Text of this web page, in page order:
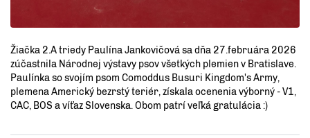
Žiačka 2.A triedy Paulína Jankovičová sa dňa 27.februára 2026
zúčastnila Národnej výstavy psov všetkých plemien v Bratislave.
Paulínka so svojím psom Comoddus Busuri Kingdom's Army,
plemena Americký bezrstý teriér, získala ocenenia výborný - V1,
CAC, BOS a víťaz Slovenska. Obom patrí veľká gratulácia :)